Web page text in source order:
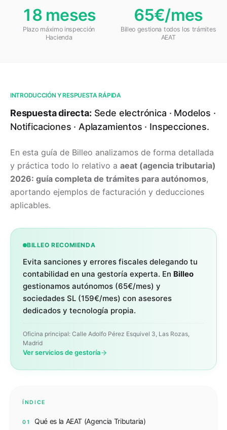
18 meses
Plazo máximo inspección
Hacienda
65€/mes
Billeo gestiona todos los trámites
AEAT
INTRODUCCIÓN Y RESPUESTA RÁPIDA
Respuesta directa: Sede electrónica · Modelos ·
Notificaciones · Aplazamientos · Inspecciones.
En esta guía de Billeo analizamos de forma detallada
y práctica todo lo relativo a aeat (agencia tributaria)
2026: guía completa de trámites para autónomos,
aportando ejemplos de facturación y deducciones
aplicables.
BILLEO RECOMIENDA
Evita sanciones y errores fiscales delegando tu
contabilidad en una gestoría experta. En Billeo
gestionamos autónomos (65€/mes) y
sociedades SL (159€/mes) con asesores
dedicados y tecnología propia.
Oficina principal: Calle Adolfo Pérez Esquivel 3, Las Rozas,
Madrid
Ver servicios de gestoría
ÍNDICE
01 Qué es la AEAT (Agencia Tributaria)